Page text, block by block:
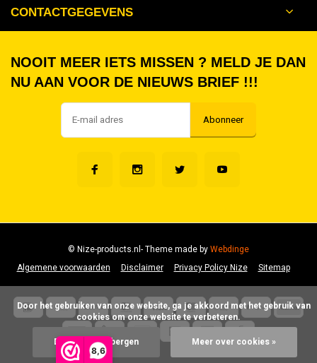
8,6
CONTACTGEGEVENS
NOOIT MEER IETS MISSEN ? MELD JE DAN
NU AAN VOOR DE NIEUWS BRIEF !!!
Abonneer
Algemene voorwaarden Disclaimer Privacy Policy Nize Sitemap
© Nize-products.nl- Theme made byWebdinge
cookies om onze website te verbeteren.
Dit bericht verbergen Meer over cookies »